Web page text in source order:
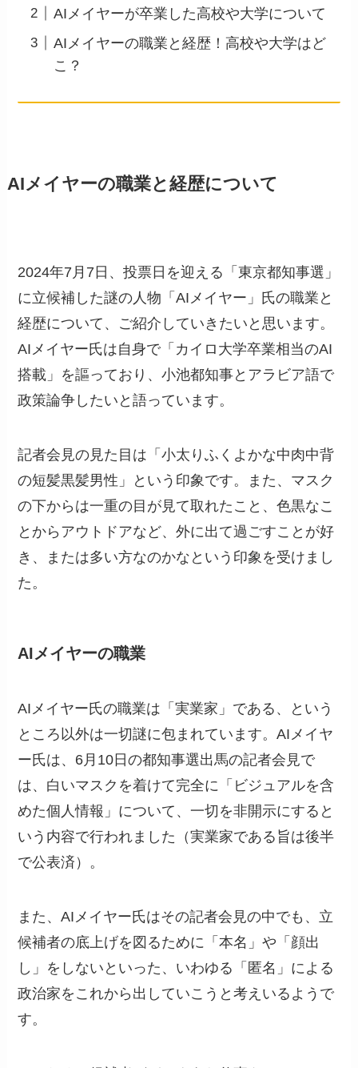
AIメイヤーが卒業した高校や大学について
AIメイヤーの職業と経歴！高校や大学はど
こ？
AIメイヤーの職業と経歴について
2024年7月7日、投票日を迎える「東京都知事選」
に立候補した謎の人物「AIメイヤー」氏の職業と
経歴について、ご紹介していきたいと思います。
AIメイヤー氏は自身で「カイロ大学卒業相当のAI
搭載」を謳っており、小池都知事とアラビア語で
政策論争したいと語っています。
記者会見の見た目は「小太りふくよかな中肉中背
の短髪黒髪男性」という印象です。また、マスク
の下からは一重の目が見て取れたこと、色黒なこ
とからアウトドアなど、外に出て過ごすことが好
き、または多い方なのかなという印象を受けまし
た。
AIメイヤーの職業
AIメイヤー氏の職業は「実業家」である、という
ところ以外は一切謎に包まれています。AIメイヤ
ー氏は、6月10日の都知事選出馬の記者会見で
は、白いマスクを着けて完全に「ビジュアルを含
めた個人情報」について、一切を非開示にすると
いう内容で行われました（実業家である旨は後半
で公表済）。
また、AIメイヤー氏はその記者会見の中でも、立
候補者の底上げを図るために「本名」や「顔出
し」をしないといった、いわゆる「匿名」による
政治家をこれから出していこうと考えいるようで
す。